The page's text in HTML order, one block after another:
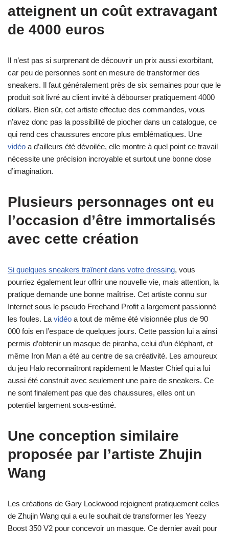
atteignent un coût extravagant
de 4000 euros
Il n’est pas si surprenant de découvrir un prix aussi exorbitant,
car peu de personnes sont en mesure de transformer des
sneakers. Il faut généralement près de six semaines pour que le
produit soit livré au client invité à débourser pratiquement 4000
dollars. Bien sûr, cet artiste effectue des commandes, vous
n’avez donc pas la possibilité de piocher dans un catalogue, ce
qui rend ces chaussures encore plus emblématiques. Une
vidéo a d’ailleurs été dévoilée, elle montre à quel point ce travail
nécessite une précision incroyable et surtout une bonne dose
d’imagination.
Plusieurs personnages ont eu
l’occasion d’être immortalisés
avec cette création
Si quelques sneakers traînent dans votre dressing, vous
pourriez également leur offrir une nouvelle vie, mais attention, la
pratique demande une bonne maîtrise. Cet artiste connu sur
Internet sous le pseudo Freehand Profit a largement passionné
les foules. La vidéo a tout de même été visionnée plus de 90
000 fois en l’espace de quelques jours. Cette passion lui a ainsi
permis d’obtenir un masque de piranha, celui d’un éléphant, et
même Iron Man a été au centre de sa créativité. Les amoureux
du jeu Halo reconnaîtront rapidement le Master Chief qui a lui
aussi été construit avec seulement une paire de sneakers. Ce
ne sont finalement pas que des chaussures, elles ont un
potentiel largement sous-estimé.
Une conception similaire
proposée par l’artiste Zhujin
Wang
Les créations de Gary Lockwood rejoignent pratiquement celles
de Zhujin Wang qui a eu le souhait de transformer les Yeezy
Boost 350 V2 pour concevoir un masque. Ce dernier avait pour